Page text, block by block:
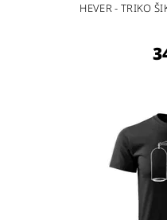
HEVER - TRIKO